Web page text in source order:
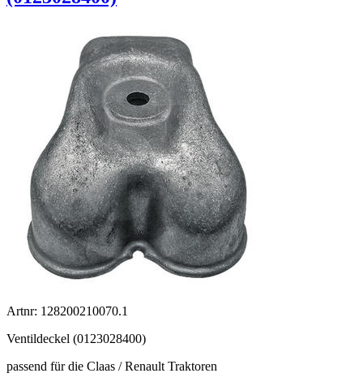
Artnr: 128200210070.1
Ventildeckel (0123028400)
passend für die Claas / Renault Traktoren